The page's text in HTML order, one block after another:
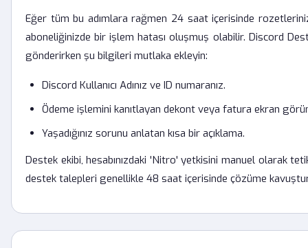
Eğer tüm bu adımlara rağmen 24 saat içerisinde
aboneliğinizde bir işlem hatası oluşmuş olabilir. Discord
gönderirken şu bilgileri mutlaka ekleyin:
Discord Kullanıcı Adınız ve ID numaranız.
Ödeme işlemini kanıtlayan dekont veya fatura ekran
Yaşadığınız sorunu anlatan kısa bir açıklama.
Destek ekibi, hesabınızdaki 'Nitro' yetkisini manuel olarak
destek talepleri genellikle 48 saat içerisinde çözüme